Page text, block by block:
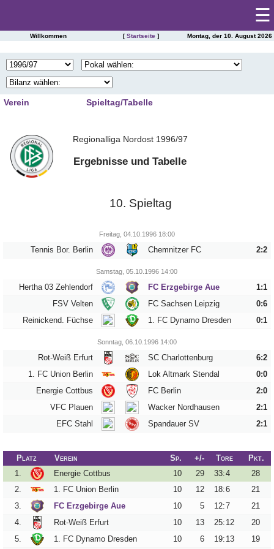
Startseite
Spieltag
|
Tabelle
Presseschau
Saisonstatistik
Spielerarchiv
Gegnerarchiv
Tippspiel
Away
Fanzine
Bilderarchiv
On
Tour
Fanturniere
Fanfreundschaften
Downloads
☰
Willkommen [Startseite] Montag, der 10. August 2026
Verein
Spielplan
Einsätze
Torschützen
Tabellensituation
Spieltag/Tabelle
5
6 7
8
9
10 11
12
25
26 27
28
29
31
32
33
34
Regionalliga Nordost 1996/97
Ergebnisse und Tabelle
10. Spieltag
Freitag, 04.10.1996 18:00
Tennis Bor. Berlin Chemnitzer FC 2:2
Samstag, 05.10.1996 14:00
Hertha 03 Zehlendorf FC Erzgebirge Aue
1:1
FSV Velten
FC Sachsen Leipzig
0:6
Reinickend. Füchse
1. FC Dynamo Dresden 0:1
Sonntag, 06.10.1996 14:00
Rot-Weiß Erfurt SC Charlottenburg
6:2
1. FC Union Berlin
Lok Altmark Stendal
0:0
Energie Cottbus
FC Berlin
2:0
VFC Plauen
Wacker Nordhausen
2:1
EFC Stahl
Spandauer SV 2:1
Platz Verein Sp. +/- Tore
Pkt.
1.
Energie Cottbus 10 29 33:4
28
2.
1. FC Union Berlin 10 12 18:6
21
3.
FC Erzgebirge Aue 10 5 12:7
21
4.
Rot-Weiß Erfurt 10 13 25: 12
20
5.
1. FC Dynamo Dresden 10 6 19: 13 19